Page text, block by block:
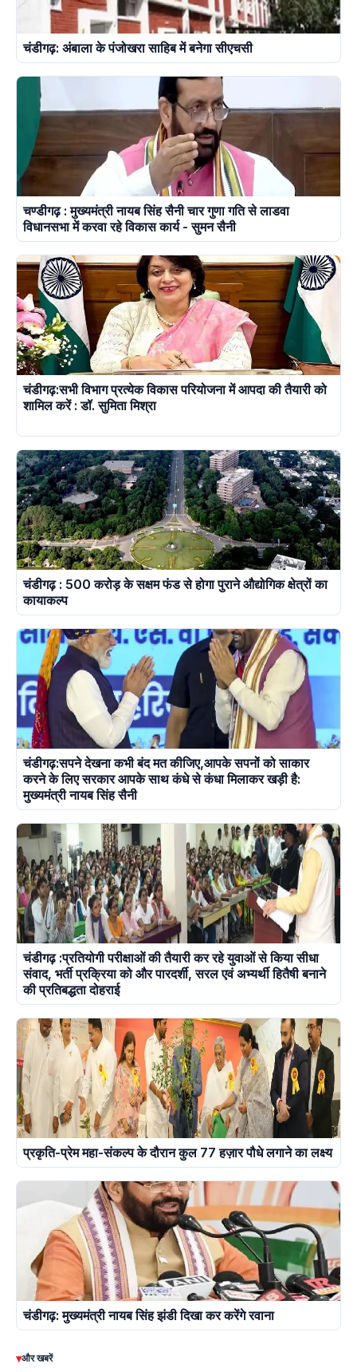
चंडीगढ़: अंबाला के पंजोखरा साहिब में बनेगा सीएचसी
चण्डीगढ़ : मुख्यमंत्री नायब सिंह सैनी चार गुणा गति से लाडवा
विधानसभा में करवा रहे विकास कार्य - सुमन सैनी
चंडीगढ़:सभी विभाग प्रत्येक विकास परियोजना में आपदा की तैयारी को
शामिल करें : डॉ. सुमिता मिश्रा
चंडीगढ़ : 500 करोड़ के सक्षम फंड से होगा पुराने औद्योगिक क्षेत्रों का
कायाकल्प
चंडीगढ़:सपने देखना कभी बंद मत कीजिए,आपके सपनों को साकार
करने के लिए सरकार आपके साथ कंधे से कंधा मिलाकर खड़ी है:
मुख्यमंत्री नायब सिंह सैनी
चंडीगढ़ :प्रतियोगी परीक्षाओं की तैयारी कर रहे युवाओं से किया सीधा
संवाद, भर्ती प्रक्रिया को और पारदर्शी, सरल एवं अभ्यर्थी हितैषी बनाने
की प्रतिबद्धता दोहराई
प्रकृति-प्रेम महा-संकल्प के दौरान कुल 77 हज़ार पौधे लगाने का लक्ष्य
चंडीगढ़: मुख्यमंत्री नायब सिंह झंडी दिखा कर करेंगे रवाना
▾और खबरें